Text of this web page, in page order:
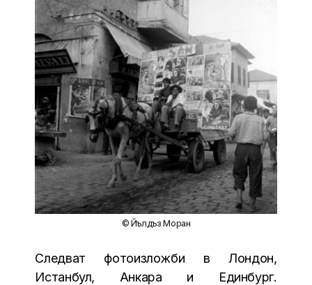
© Йълдъз Моран
Следват фотоизложби в Лондон,
Истанбул, Анкара и Единбург.